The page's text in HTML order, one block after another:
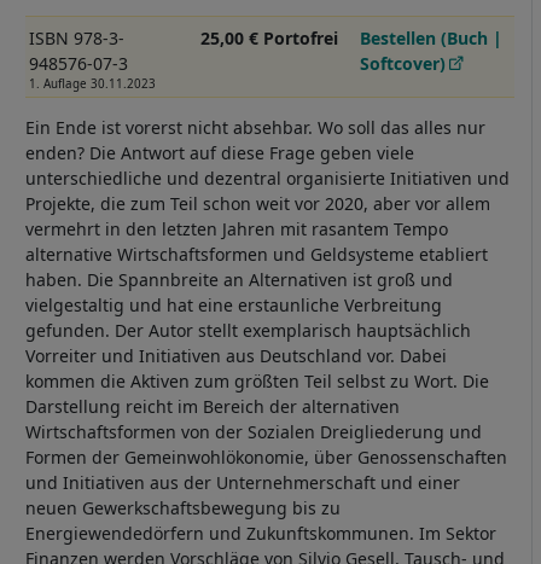
ISBN 978-3-
948576-07-3
1. Auflage 30.11.2023
25,00 € Portofrei
Bestellen (Buch |
Softcover)
Ein Ende ist vorerst nicht absehbar. Wo soll das alles nur
enden? Die Antwort auf diese Frage geben viele
unterschiedliche und dezentral organisierte Initiativen und
Projekte, die zum Teil schon weit vor 2020, aber vor allem
vermehrt in den letzten Jahren mit rasantem Tempo
alternative Wirtschaftsformen und Geldsysteme etabliert
haben. Die Spannbreite an Alternativen ist groß und
vielgestaltig und hat eine erstaunliche Verbreitung
gefunden. Der Autor stellt exemplarisch hauptsächlich
Vorreiter und Initiativen aus Deutschland vor. Dabei
kommen die Aktiven zum größten Teil selbst zu Wort. Die
Darstellung reicht im Bereich der alternativen
Wirtschaftsformen von der Sozialen Dreigliederung und
Formen der Gemeinwohlökonomie, über Genossenschaften
und Initiativen aus der Unternehmerschaft und einer
neuen Gewerkschaftsbewegung bis zu
Energiewendedörfern und Zukunftskommunen. Im Sektor
Finanzen werden Vorschläge von Silvio Gesell, Tausch- und